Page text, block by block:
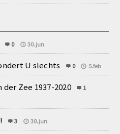
0 30.jun
U slechts 0 5.feb
Zee 1937-2020
1
3 30.jun